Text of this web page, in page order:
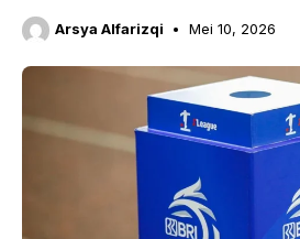
Arsya Alfarizqi Mei 10, 2026